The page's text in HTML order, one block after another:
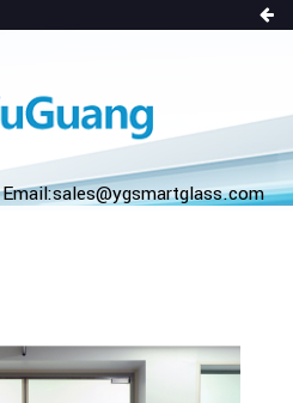
Email:sales@ygsmartglass.com